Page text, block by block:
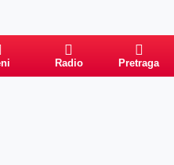
Radio Pretraga